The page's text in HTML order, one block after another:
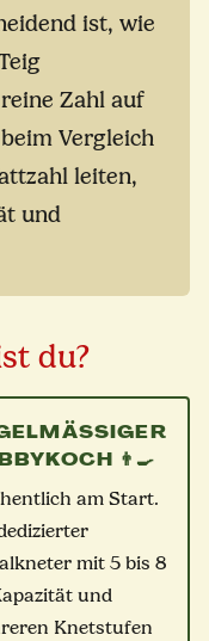
ist, wie
Zahl auf
Vergleich
leiten,
und
du?
H
👨‍🍳
am Start.
mit 5 bis 8
und
Knetstufen